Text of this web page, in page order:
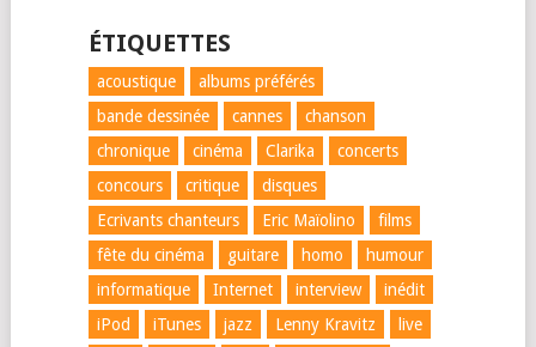
ÉTIQUETTES
acoustique
albums préférés
bande dessinée
cannes
chanson
chronique
cinéma Clarika
concerts
concours
critique
disques
Ecrivants chanteurs
Eric Maïolino
films
fête du cinéma
guitare homo
humour
informatique
Internet interview
inédit
iPod
iTunes jazz Lenny Kravitz
live